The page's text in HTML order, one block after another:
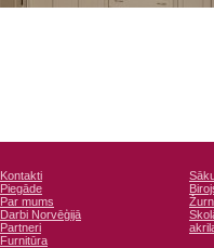
Kontakti
Piegāde
Par mums
Darbi Norvēģijā
Partneri
Furnitūra